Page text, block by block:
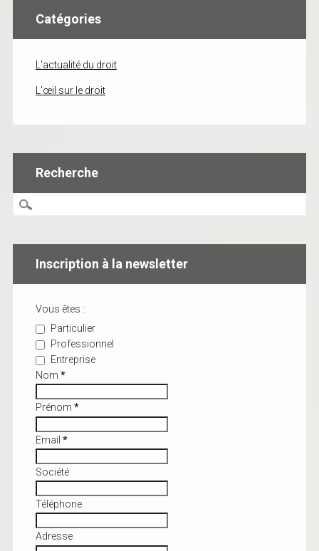
Catégories
L'actualité du droit
L'œil sur le droit
Recherche
Inscription à la newsletter
Vous êtes :
Particulier
Professionnel
Entreprise
Nom *
Prénom *
Email *
Société
Téléphone
Adresse